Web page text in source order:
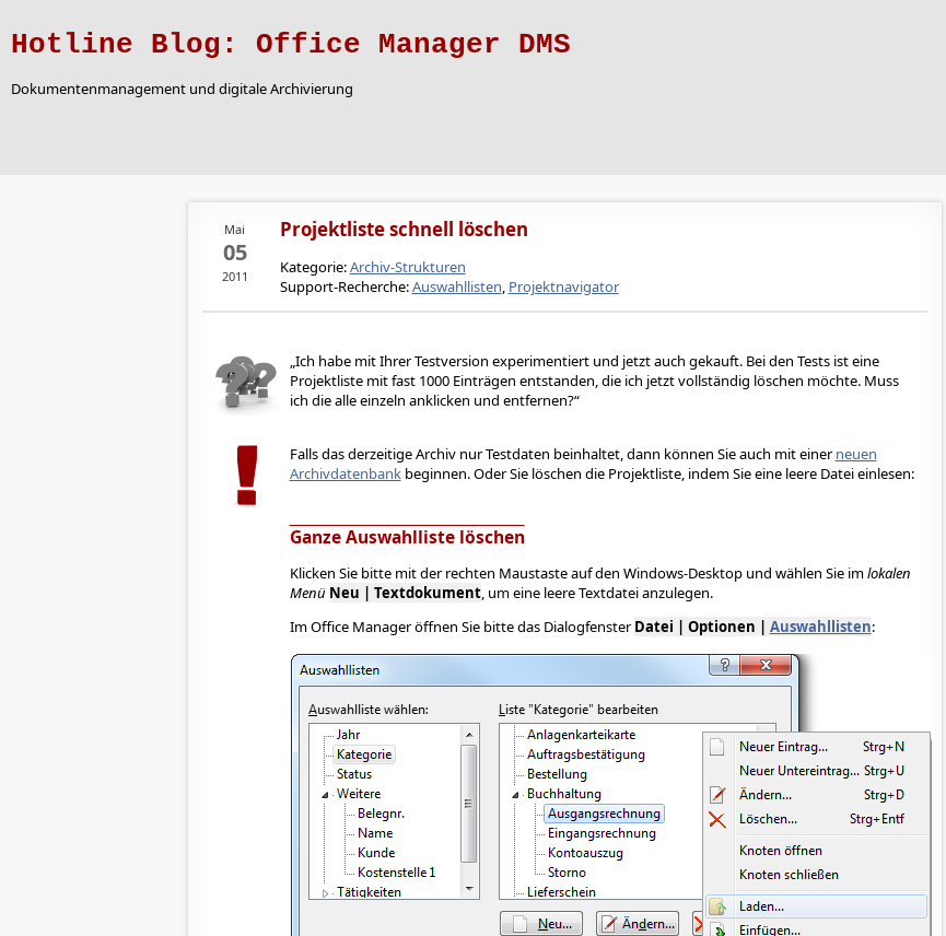
Hotline Blog: Office Manager DMS
Dokumentenmanagement und digitale Archivierung
Mai
05
2011
Projektliste schnell löschen
Kategorie:Archiv-Strukturen
Support-Recherche:Auswahllisten, Projektnavigator
Ich habe mit Ihrer Testversion experimentiert und jetzt auch gekauft. Bei den Tests ist eine
Projektliste mit fast 1000 Einträgen entstanden, die ich jetzt vollständig löschen möchte. Muss
ich die alle einzeln anklicken und entfernen?
Falls das derzeitige Archiv nur Testdaten beinhaltet, dann können Sie auch mit einerneuen
Archivdatenbankbeginnen. Oder Sie löschen die Projektliste, indem Sie eine leere Datei einlesen:
Ganze Auswahlliste löschen
Klicken Sie bitte mit der rechten Maustaste auf den Windows-Desktop und wählen Sie imlokalen
Menü Neu | Textdokument, um eine leere Textdatei anzulegen.
Im Office Manager öffnen Sie bitte das DialogfensterDatei | Optionen | Auswahllisten: